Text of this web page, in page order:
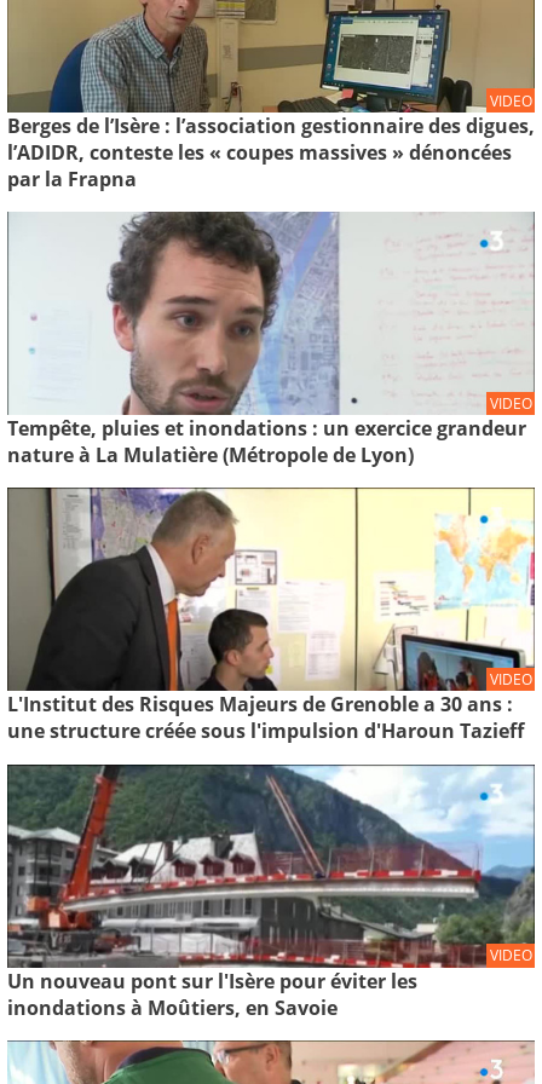
VIDEO
Berges de l’Isère : l’association gestionnaire des digues,
l’ADIDR, conteste les « coupes massives » dénoncées
par la Frapna
VIDEO
Tempête, pluies et inondations : un exercice grandeur
nature à La Mulatière (Métropole de Lyon)
VIDEO
L'Institut des Risques Majeurs de Grenoble a 30 ans :
une structure créée sous l'impulsion d'Haroun Tazieff
VIDEO
Un nouveau pont sur l'Isère pour éviter les
inondations à Moûtiers, en Savoie